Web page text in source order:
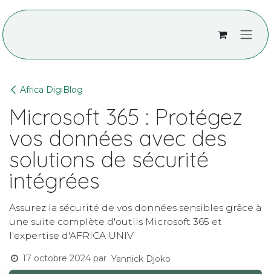
Africa DigiBlog
Microsoft 365 : Protégez
vos données avec des
solutions de sécurité
intégrées
Assurez la sécurité de vos données sensibles grâce à
une suite complète d'outils Microsoft 365 et
l'expertise d'AFRICA UNIV
17 octobre 2024 par Yannick Djoko